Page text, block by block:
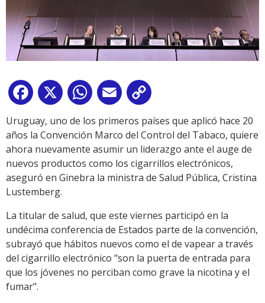
Facebook
X WhatsApp
Email
Link
Uruguay, uno de los primeros países que aplicó hace 20
años la Convención Marco del Control del Tabaco, quiere
ahora nuevamente asumir un liderazgo ante el auge de
nuevos productos como los cigarrillos electrónicos,
aseguró en Ginebra la ministra de Salud Pública, Cristina
Lustemberg.
La titular de salud, que este viernes participó en la
undécima conferencia de Estados parte de la convención,
subrayó que hábitos nuevos como el de vapear a través
del cigarrillo electrónico "son la puerta de entrada para
que los jóvenes no perciban como grave la nicotina y el
fumar".